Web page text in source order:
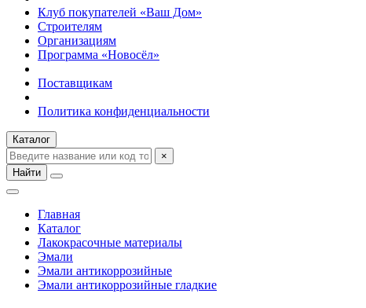
Клуб покупателей «Ваш Дом»
Строителям
Организациям
Программа «Новосёл»
Поставщикам
Политика конфиденциальности
Каталог
×
Найти
Главная
Каталог
Лакокрасочные материалы
Эмали
Эмали антикоррозийные
Эмали антикоррозийные гладкие